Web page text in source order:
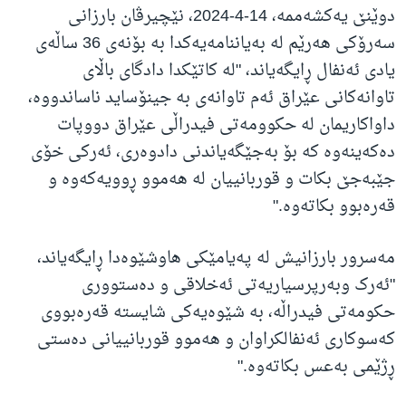
دوێنێ یەکشەممە، 14-4-2024، نێچیرڤان بارزانی
سەرۆکی هەرێم لە بەیاننامەیەکدا بە بۆنەی 36 ساڵەی
یادی ئەنفال ڕایگەیاند، "له‌ كاتێكدا دادگاى باڵاى
تاوانه‌كانى عێراق ئه‌م تاوانه‌ى به‌ جينۆسايد ناساندووه‌،
داواكاريمان له‌ حكوومه‌تى فيدراڵى عێراق دووپات
ده‌كه‌ينه‌وه‌ كه‌ بۆ به‌جێگه‌ياندنى دادوه‌رى، ئه‌ركى خۆى
جێبه‌جێ بكات و قوربانييان له‌ هه‌موو ڕوويه‌كه‌وه‌ و
قه‌ره‌بوو بكاته‌وه."
مەسرور بارزانیش لە پەیامێکی هاوشێوەدا ڕایگەیاند،
"ئەرک وبەرپرسیاریەتی ئەخلاقی و دەستووری
حکومەتی فیدراڵە، بە شێوەیەکی شایستە قەرەبووی
کەسوکاری ئەنفالکراوان و هەموو قوربانییانی دەستی
ڕژێمی بەعس بکاتەوە."